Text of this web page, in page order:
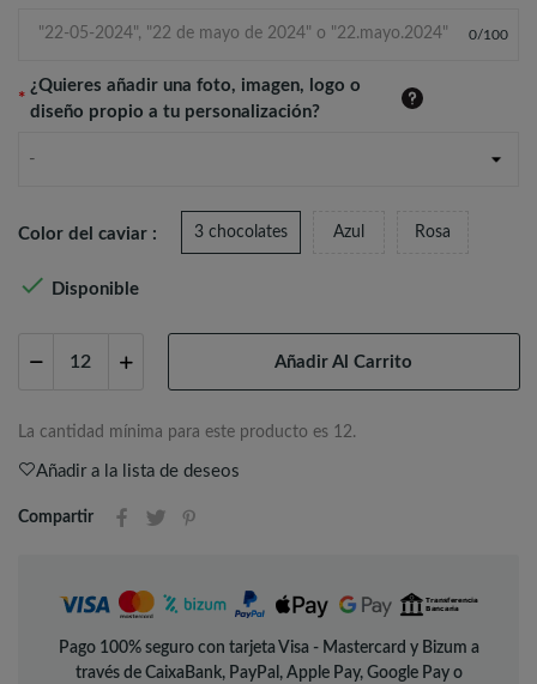
0/100
*
¿Quieres añadir una foto, imagen, logo o
diseño propio a tu personalización?
-
Color del caviar : 3 chocolates Azul Rosa
 Disponible
Añadir Al Carrito
La cantidad mínima para este producto es 12.
Añadir a la lista de deseos
Compartir
Pago 100% seguro con tarjeta Visa - Mastercard y Bizum a
través de CaixaBank, PayPal, Apple Pay, Google Pay o